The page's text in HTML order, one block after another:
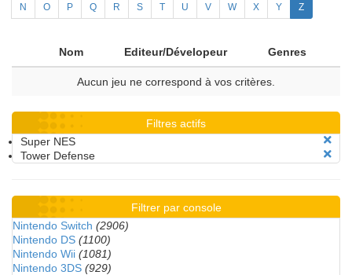
N O P Q R S T U V W X Y Z
Nom Editeur/Dévelopeur Genres
Aucun jeu ne correspond à vos critères.
Filtres actifs
Super NES
Tower Defense
Filtrer par console
Nintendo Switch (2906)
Nintendo DS (1100)
Nintendo Wii (1081)
Nintendo 3DS (929)